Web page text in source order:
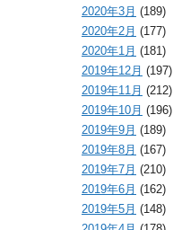
2020年3月 (189)
2020年2月 (177)
2020年1月 (181)
2019年12月 (197)
2019年11月 (212)
2019年10月 (196)
2019年9月 (189)
2019年8月 (167)
2019年7月 (210)
2019年6月 (162)
2019年5月 (148)